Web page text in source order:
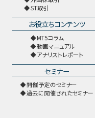
ST取引
お役立ちコンテンツ
MT5コラム
動画マニュアル
アナリストレポート
セミナー
開催予定のセミナー
過去に開催されたセミナー